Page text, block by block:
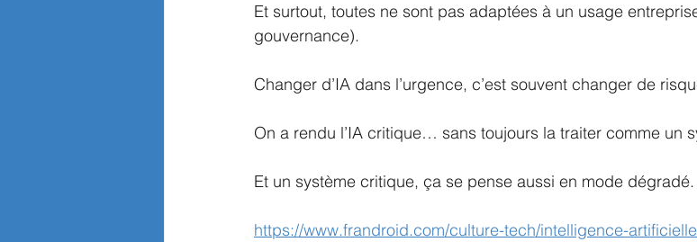
Et surtout, toutes ne sont pas adaptées à un usage
gouvernance).
Changer d’IA dans l’urgence, c’est souvent changer de
On a rendu l’IA critique… sans toujours la traiter comme un
Et un système critique, ça se pense aussi en mode dégradé.
https://www.frandroid.com/culture-tech/intelligence-